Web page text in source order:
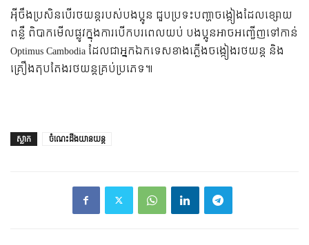
អ៉ីចឹងប្រសិនបើរថយន្តរបស់បងប្អូន ជួបប្រទះបញ្ហាចង្កៀងដែលខ្សោយ
ពន្លឺ ពិបាកមើលផ្លូវក្នុងការបើកបរពេលយប់ បងប្អូនអាចអញ្ជើញទៅកាន់
Optimus Cambodia ដែលជាអ្នកឯកទេសខាងភ្លើងចង្កៀងរថយន្ត និង
គ្រឿងតុបតែងរថយន្តគ្រប់ប្រភេទ៕
ស្លាក ចំណេះដឹងយានយន្ត